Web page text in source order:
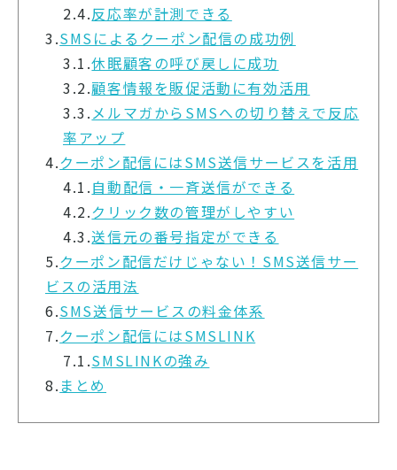
2.4.反応率が計測できる
3.SMSによるクーポン配信の成功例
3.1.休眠顧客の呼び戻しに成功
3.2.顧客情報を販促活動に有効活用
3.3.メルマガからSMSへの切り替えで反応
率アップ
4.クーポン配信にはSMS送信サービスを活用
4.1.自動配信・一斉送信ができる
4.2.クリック数の管理がしやすい
4.3.送信元の番号指定ができる
5.クーポン配信だけじゃない！SMS送信サー
ビスの活用法
6.SMS送信サービスの料金体系
7.クーポン配信にはSMSLINK
7.1.SMSLINKの強み
8. まとめ